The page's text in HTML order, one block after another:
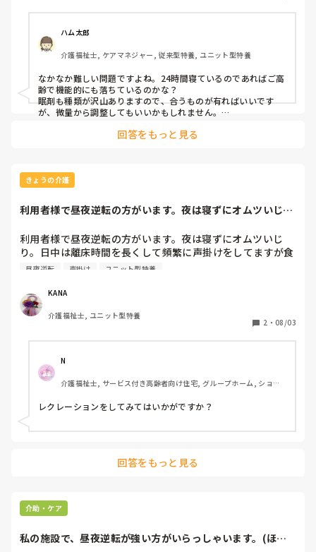
ハム太郎
介護福祉士, ケアマネジャー, 従来型特養, ユニット型特養
なかなか難しい問題ですよね。24時間寝ているのであればご高
齢で機能的にも落ちているのかな？
眠剤も種類が沢山ありますので、合うものが有ればいいです
が、微量から調整してもいいかもしれません。
後はそのご利用者が、その生活でしんどくないのであれば、そ
回答をもっと見る
きょうの介護
利用者様で昼夜逆転の方がいます。夜は寝ずにオムツいじ
利用者様で昼夜逆転の方がいます。夜は寝ずにオムツいじ
り。日中は離床時間を長くして頻繁に声掛けをしてますが食
事中もウトウトで寝ながらご飯を食べる事もあります。
そこで先生に｢刺激のある生活を送るように、介護の仕事し
てるんだからわかることだろ、薬に頼る前にしっかり刺激の
ある生活を送ってから来てください｣って言われました。
常に刺激を与えてました。
オムツいじりも色々と対策しました。
刺激のある生活ってどー言うことなんでしょうか。。
昼夜逆転 声掛け ユニット型特養
KANA
介護福祉士, ユニット型特養
2 ・ 08/03
N
介護福祉士, サービス付き高齢者向け住宅, グループホーム, ショー
レクレーションをしてみてはいかがですか？
回答をもっと見る
介助・ケア
私の施設で、昼夜逆転が強い方がいらっしゃいます。(ほぼ